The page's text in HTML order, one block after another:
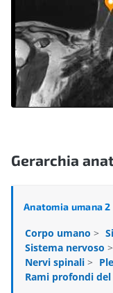
Gerarchia
Anatomia umana 2
Corpo umano >
Sistema nervoso >
Nervi spinali >
Rami profondi